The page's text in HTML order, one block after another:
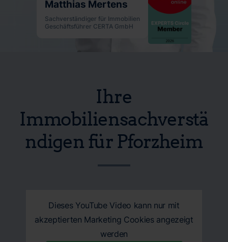
Matthias Mertens
Sachverständiger für Immobilien
Geschäftsführer CERTA GmbH
Dieses YouTube Video kann nur mit
akzeptierten Marketing Cookies angezeigt
werden
Ihre
Immobiliensachverstä
ndigen für Pforzheim